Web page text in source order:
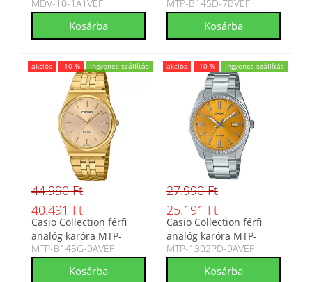
1A1VEF
MDV-10-1A1VEF B145D-7BVEF
MTP-B145D-7BVEF
akciós -10 % ingyenes szállítás
44.990 Ft
40.491 Ft
Casio Collection férfi
analóg karóra MTP-
B145G-9AVEF
MTP-B145G-9AVEF
akciós -10 % ingyenes szállítás
27.990 Ft
25.191 Ft
Casio Collection férfi
analóg karóra MTP-
1302PD-9AVEF
MTP-1302PD-9AVEF